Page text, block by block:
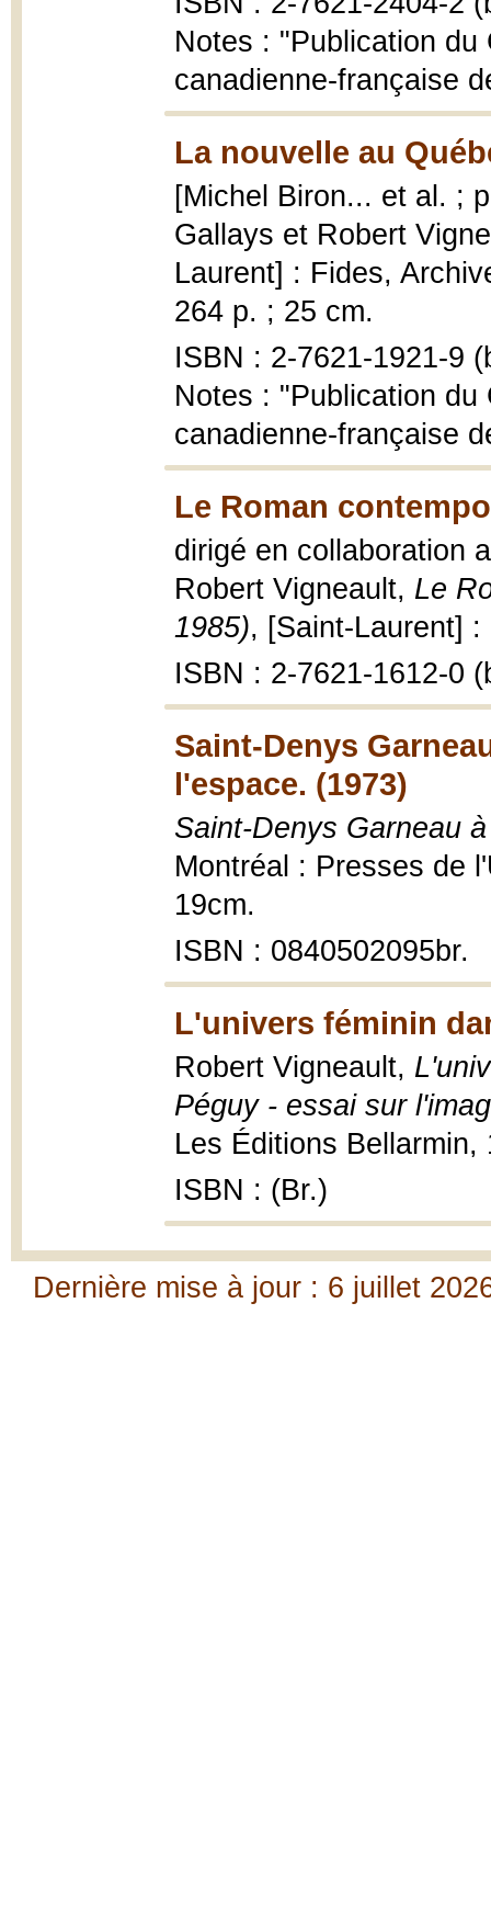
Notes : "Publication
canadienne-française
La nouvelle au
[Michel Biron... et al. ;
Gallays et Robert
Laurent] : Fides,
264 p. ; 25 cm.
ISBN : 2-7621-1921-9
Notes : "Publication
canadienne-française
Le Roman
dirigé en collaboration
Robert Vigneault, Le
1985), [Saint-Laurent]
ISBN : 2-7621-1612-0
Saint-Denys
l'espace. (1973)
Saint-Denys Garneau
Montréal : Presses de
19cm.
ISBN : 0840502095br.
L'univers féminin
Robert Vigneault,
Péguy - essai sur
Les Éditions
ISBN : (Br.)
Dernière mise à jour : 6 juillet